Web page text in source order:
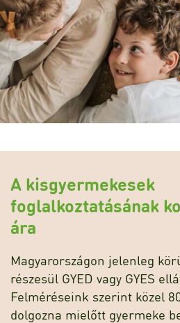
A kisgyermekesek
foglalkoztatásának
ára
Magyarországon jelenleg
részesül GYED vagy GYES
Felméréseink szerint közel
dolgozna mielőtt gyermeke